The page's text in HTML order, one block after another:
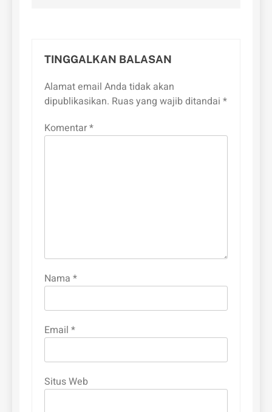
TINGGALKAN BALASAN
Alamat email Anda tidak akan
dipublikasikan. Ruas yang wajib ditandai *
Komentar*
Nama *
Email *
Situs Web